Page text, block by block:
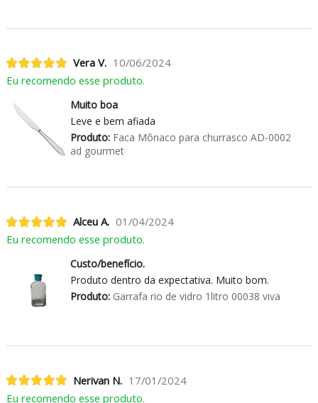
Vera V. 10/06/2024
Eu recomendo esse produto.
Muito boa
Leve e bem afiada
Produto:Faca Mônaco para churrasco AD-0002
ad gourmet
Alceu A. 01/04/2024
Eu recomendo esse produto.
Custo/benefício.
Produto dentro da expectativa. Muito bom.
Produto:Garrafa rio de vidro 1litro 00038 viva
Nerivan N. 17/01/2024
Eu recomendo esse produto.